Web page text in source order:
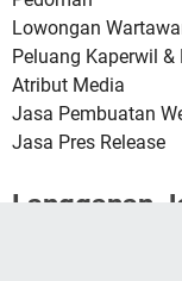
Lowongan
Peluang Kaperwil &
Atribut Media
Jasa Pembuatan
Jasa Pres Release
Langganan